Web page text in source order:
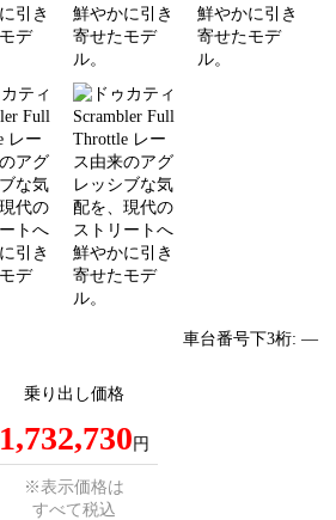
車台番号下3桁: ―
乗り出し価格
1,732,730 円
※表示価格は
すべて税込